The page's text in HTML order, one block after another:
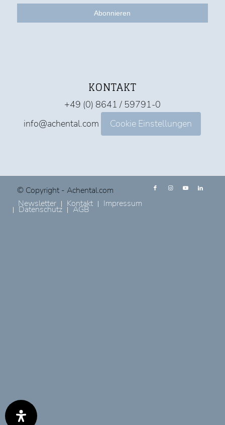
KONTAKT
+49 (0) 8641 / 59791-0
info@achental.com
Cookie Einstellungen
© Copyright - Achental.com
Newsletter
Kontakt Impressum
Datenschutz AGB